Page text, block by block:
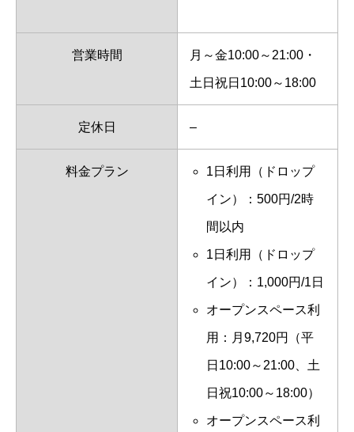
営業時間 月～金10:00～21:00・
土日祝日10:00～18:00
定休日 –
料金プラン 1日利用（ドロップ
イン）：500円/2時
間以内
1日利用（ドロップ
イン）：1,000円/1日
オープンスペース利
用：月9,720円（平
日10:00～21:00、土
日祝10:00～18:00）
オープンスペース利